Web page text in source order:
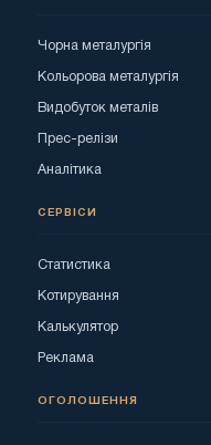
Чорна металургія
Кольорова металургія
Видобуток металів
Прес-релізи
Аналітика
СЕРВІСИ
Статистика
Котирування
Калькулятор
Реклама
ОГОЛОШЕННЯ